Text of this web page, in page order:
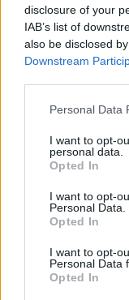
disclosure of your
IAB’s list of
also be disclosed
Downstream
Please note that
not limited to your
grant or deny
use your data for
consent section.
Personal Data
I want to opt-
personal data.
Opted In
I want to opt-
Personal Data.
Opted In
I want to opt-
Personal Data
Opted In